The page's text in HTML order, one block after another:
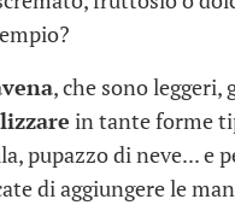
, che sono
in tante forme
pupazzo di neve... e
di aggiungere le